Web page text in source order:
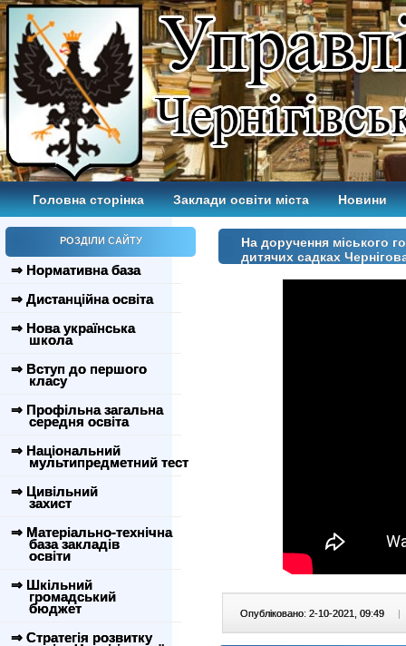
Головна сторінка Заклади освіти міста Новини
РОЗДІЛИ САЙТУ
⇒ Нормативна база
⇒ Дистанційна освіта
⇒ Нова українська
школа
⇒ Вступ до першого
класу
⇒ Профільна загальна
середня освіта
⇒ Національний
мультипредметний тест
⇒ Цивільний
захист
⇒ Матеріально-технічна
база закладів
освіти
⇒ Шкільний
громадський
бюджет
⇒ Стратегія розвитку
На доручення міського
дитячих садках
Опубліковано: 2-10-2021, 09:49 |